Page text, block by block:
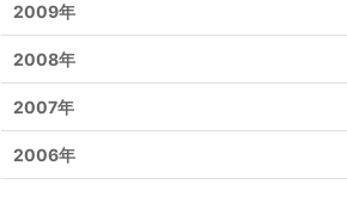
2009年
2008年
2007年
2006年